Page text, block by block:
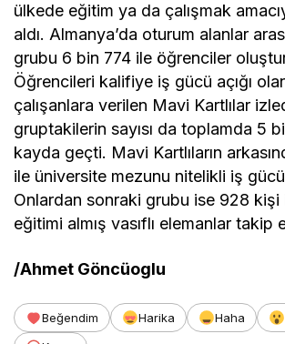
ülkede eğitim ya da çalışmak
aldı. Almanya’da oturum alanlar
grubu 6 bin 774 ile öğrenciler
Öğrencileri kalifiye iş gücü açığı
çalışanlara verilen Mavi Kartlılar
gruptakilerin sayısı da toplamda 5
kayda geçti. Mavi Kartlıların
ile üniversite mezunu nitelikli iş
Onlardan sonraki grubu ise 928 kişi
eğitimi almış vasıflı elemanlar takip
/Ahmet Göncüoglu
Beğendim Harika Haha